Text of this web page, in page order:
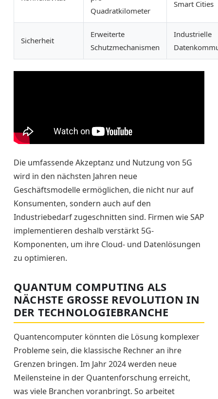
Quadratkilometer
Smart Cities
Sicherheit
Erweiterte
Schutzmechanismen
Industrielle
Die umfassende Akzeptanz und Nutzung von 5G
wird in den nächsten Jahren neue
Geschäftsmodelle ermöglichen, die nicht nur auf
Konsumenten, sondern auch auf den
Industriebedarf zugeschnitten sind. Firmen wie SAP
implementieren deshalb verstärkt 5G-
Komponenten, um ihre Cloud- und Datenlösungen
zu optimieren.
QUANTUM COMPUTING ALS
NÄCHSTE GROSSE REVOLUTION IN D
ER TECHNOLOGIEBRANCHE
Quantencomputer könnten die Lösung komplexer
Probleme sein, die klassische Rechner an ihre
Grenzen bringen. Im Jahr 2024 werden neue
Meilensteine in der Quantenforschung erreicht,
was viele Branchen voranbringt. So arbeitet